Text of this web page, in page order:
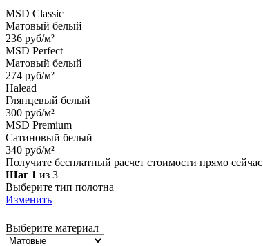
MSD Classic
Матовый белый
236 руб/м²
MSD Perfect
Матовый белый
274 руб/м²
Halead
Глянцевый белый
300 руб/м²
MSD Premium
Сатиновый белый
340 руб/м²
Получите бесплатный расчет стоимости прямо сейчас
Шаг 1 из 3
Выберите тип полотна
Изменить
Выберите материал